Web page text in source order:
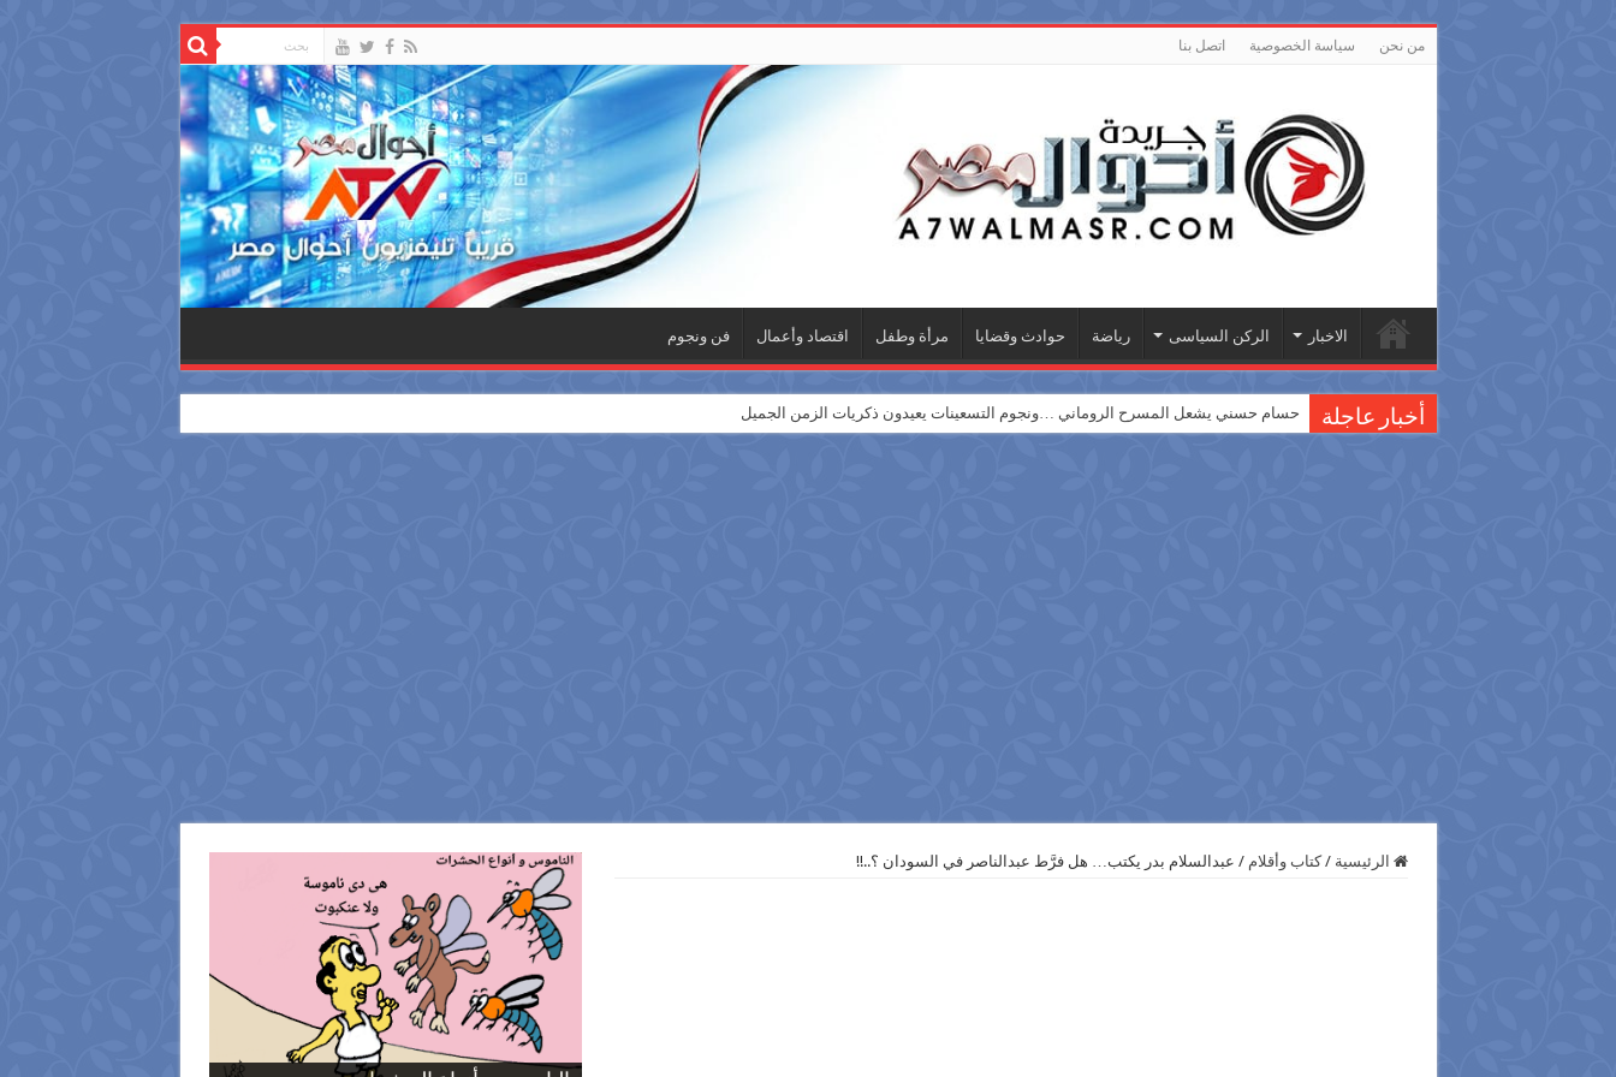
من نحن سياسة الخصوصية اتصل بنا
الاخبار الركن السياسى رياضة حوادث وقضايا مرأة وطفل اقتصاد وأعمال فن ونجوم
أخبار عاجلة حسام حسني يشعل المسرح الروماني …ونجوم التسعينات يعيدون ذكريات الزمن الجميل
الرئيسية / كتاب وأقلام / عبدالسلام بدر يكتب… هل فرَّط عبدالناصر في السودان ؟..!!